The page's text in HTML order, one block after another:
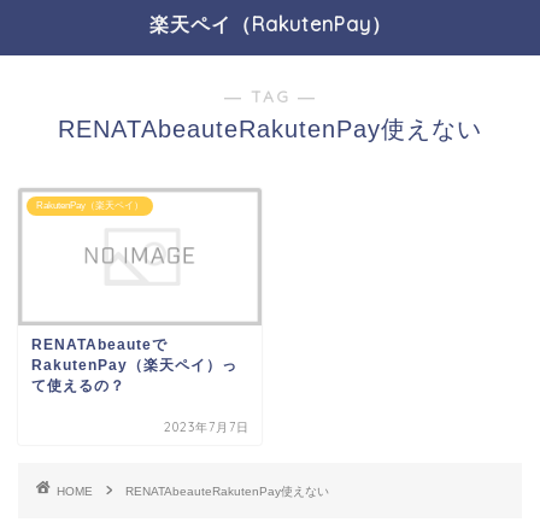
楽天ペイ（RakutenPay）
― TAG ―
RENATAbeauteRakutenPay使えない
RakutenPay（楽天ペイ）
RENATAbeauteで
RakutenPay（楽天ペイ）っ
て使えるの？
2023年7月7日
HOME RENATAbeauteRakutenPay使えない